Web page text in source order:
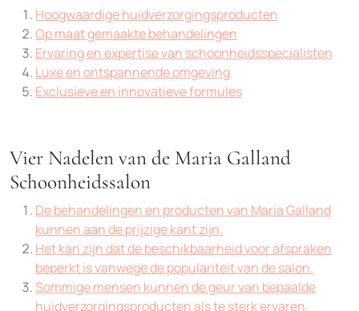
Hoogwaardige huidverzorgingsproducten
Op maat gemaakte behandelingen
Ervaring en expertise van schoonheidsspecialisten
Luxe en ontspannende omgeving
Exclusieve en innovatieve formules
Vier Nadelen van de Maria Galland
Schoonheidssalon
De behandelingen en producten van Maria Galland
kunnen aan de prijzige kant zijn.
Het kan zijn dat de beschikbaarheid voor afspraken
beperkt is vanwege de populariteit van de salon.
Sommige mensen kunnen de geur van bepaalde
huidverzorgingsproducten als te sterk ervaren.